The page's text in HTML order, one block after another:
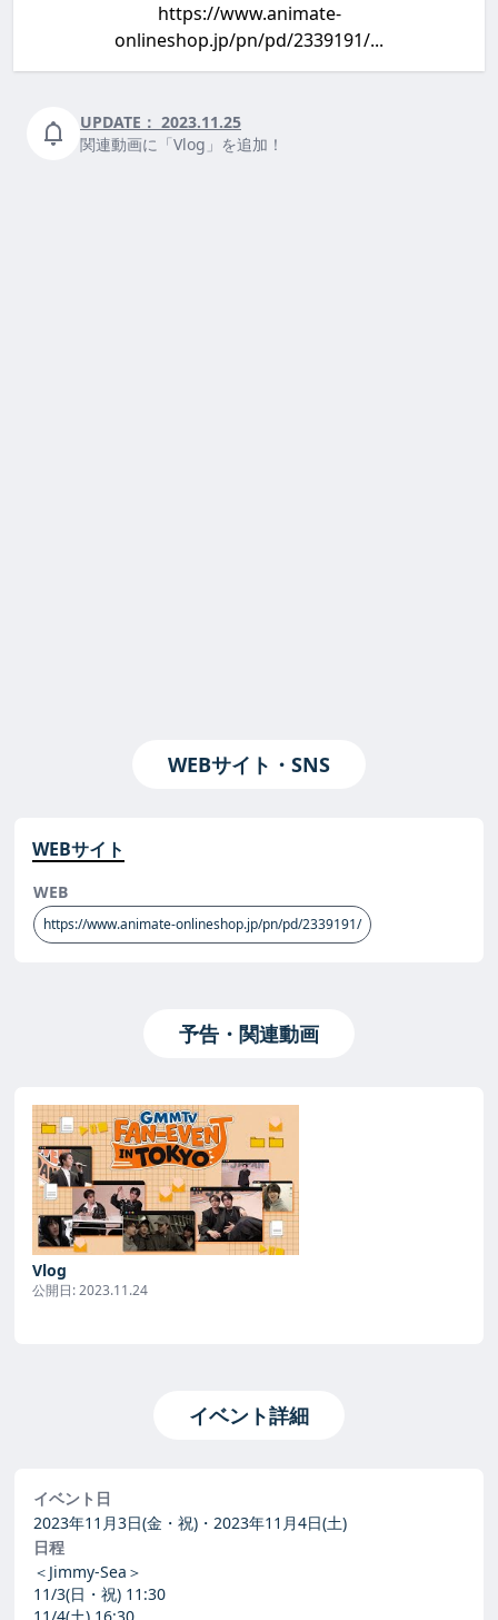
https://www.animate-
onlineshop.jp/pn/pd/2339191/...
UPDATE： 2023.11.25
関連動画に「Vlog」を追加！
WEBサイト・SNS
WEBサイト
WEB
https://www.animate-onlineshop.jp/pn/pd/2339191/
予告・関連動画
Vlog
公開日:2023.11.24
イベント詳細
イベント日
2023年11月3日(金・祝)・2023年11月4日(土)
日程
＜Jimmy-Sea＞
11/3(日・祝) 11:30